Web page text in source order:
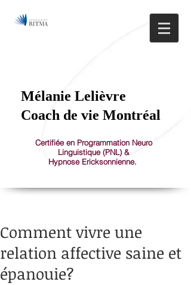
Mélanie Lelièvre
Coach de vie Montréal
Certifiée en Programmation Neuro
Linguistique (PNL) &
Hypnose Ericksonnienne.
Comment vivre une
relation affective saine et
épanouie?